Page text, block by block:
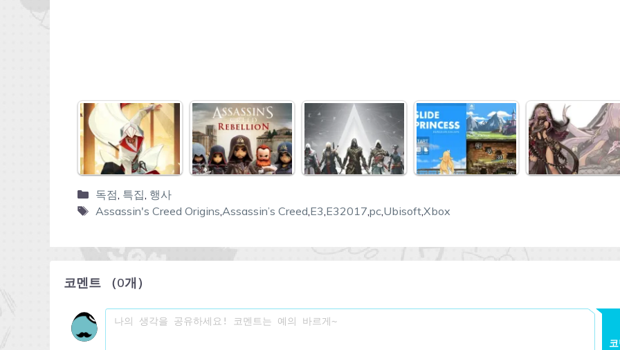
독점 특집 행사
Assassin's Creed Origins Assassin’s Creed E3 E32017 pc, Ubisoft,Xbox
코멘트 （0개）